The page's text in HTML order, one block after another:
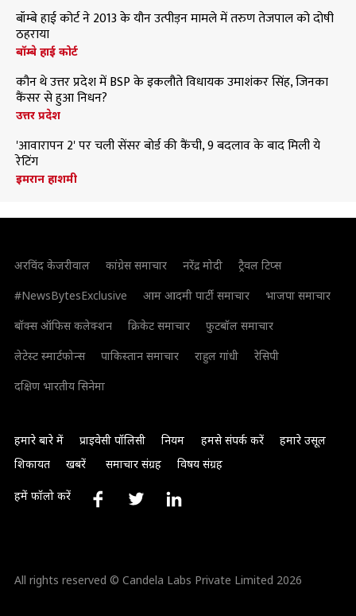
बॉम्बे हाई कोर्ट ने 2013 के यौन उत्पीड़न मामले में तरुण तेजपाल को दोषी
ठहराया
बॉम्बे हाई कोर्ट
कौन थे उत्तर प्रदेश में BSP के इकलौते विधायक उमाशंकर सिंह, जिनका
कैंसर से हुआ निधन?
उत्तर प्रदेश
'आवारापन 2' पर चली सेंसर बोर्ड की कैंची, 9 बदलाव के बाद मिली ये
रेटिंग
इमरान हाशमी
अरविंद केजरीवाल कांग्रेस समाचार नरेंद्र मोदी
ट्रैवल टिप्स
#NewsBytesExclusive
आम आदमी पार्टी समाचार
भाजपा समाचार
बॉक्स ऑफिस कलेक्शन
क्रिकेट समाचार
फुटबॉल समाचार
लेटेस्ट स्मार्टफोन्स
पाकिस्तान समाचार राहुल गांधी
रेसिपी
दक्षिण भारतीय सिनेमा
हमारे बारे में प्राइवेसी पॉलिसी नियम हमसे संपर्क करें
हमारे उसूल
शिकायत
खबरें समाचार संग्रह विषय संग्रह
हमें फॉलो करें
All rights reserved © Candela Labs Private Limited 2026